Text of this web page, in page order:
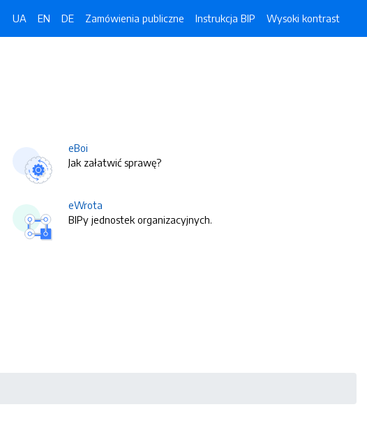
UA EN DE Zamówienia publiczne Instrukcja BIP Wysoki kontrast
eBoi
Jak załatwić sprawę?
eWrota
BIPy jednostek organizacyjnych.